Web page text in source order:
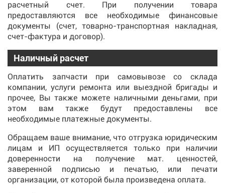
расчетный счет. При получении товара
предоставляются все необходимые финансовые
документы (счет, товарно-транспортная накладная,
счет-фактура и договор).
Наличный расчет
Оплатить запчасти при самовывозе со склада
компании, услуги ремонта или выездной бригады и
прочее, Вы также можете наличными деньгами, при
этом вам также будут предоставлены все
необходимые платежные документы.
Обращаем ваше внимание, что отгрузка юридическим
лицам и ИП осуществляется только при наличии
доверенности на получение мат. ценностей,
заверенной подписью и печатью, или печати
организации, от которой была произведена оплата.